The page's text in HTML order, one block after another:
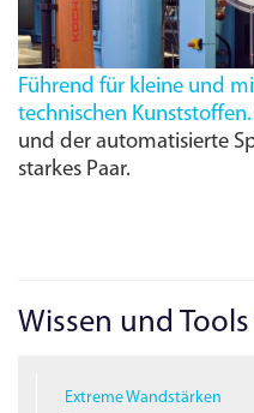
Führend für kleine und
technischen Kunststoffen.
und der automatisierte
starkes Paar.
Wissen und
Extreme Wandstärken